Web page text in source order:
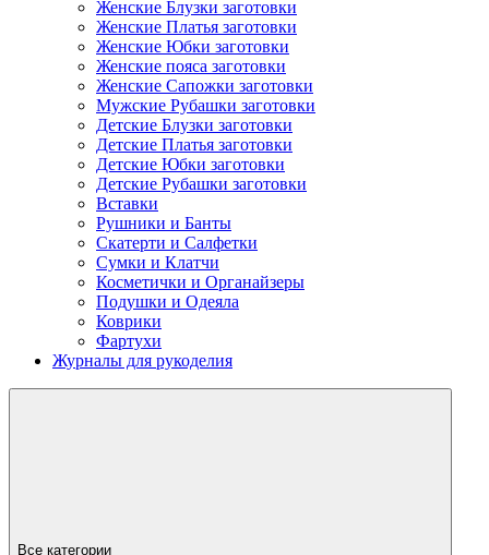
Женские Блузки заготовки
Женские Платья заготовки
Женские Юбки заготовки
Женские пояса заготовки
Женские Сапожки заготовки
Мужские Рубашки заготовки
Детские Блузки заготовки
Детские Платья заготовки
Детские Юбки заготовки
Детские Рубашки заготовки
Вставки
Рушники и Банты
Скатерти и Салфетки
Сумки и Клатчи
Косметички и Органайзеры
Подушки и Одеяла
Коврики
Фартухи
Журналы для рукоделия
Все категории